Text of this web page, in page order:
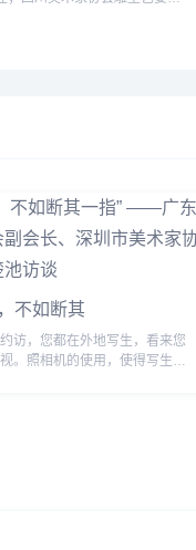
不如断其
访，您都在外地写生，看来您
。照相机的使用，使得写生对